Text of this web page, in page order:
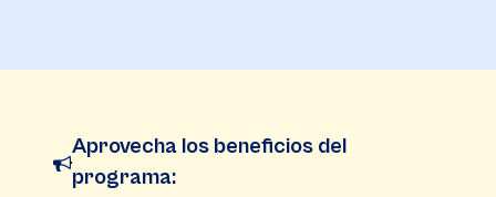
Aprovecha los beneficios del
programa: